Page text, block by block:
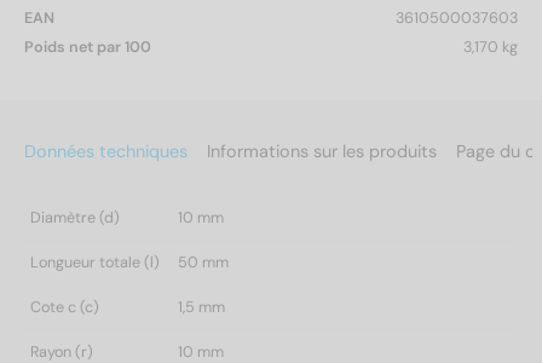
EAN
3610500037603
Poids net par 100
3,170 kg
Données techniques Informations sur les produits Page du
Diamètre (d) 10 mm
Longueur totale (l) 50 mm
Cote c (c) 1,5 mm
Rayon (r) 10 mm